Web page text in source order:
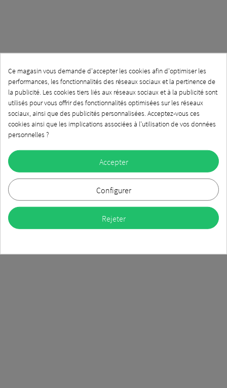
Ce magasin vous demande d'accepter les cookies afin d'optimiser les
performances, les fonctionnalités des réseaux sociaux et la pertinence de
la publicité. Les cookies tiers liés aux réseaux sociaux et à la publicité sont
utilisés pour vous offrir des fonctionnalités optimisées sur les réseaux
sociaux, ainsi que des publicités personnalisées. Acceptez-vous ces
cookies ainsi que les implications associées à l'utilisation de vos données
personnelles ?
Accepter
Configurer
Rejeter